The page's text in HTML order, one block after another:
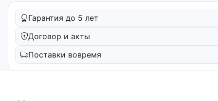
Гарантия до 5 лет
Договор и акты
Поставки вовремя